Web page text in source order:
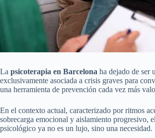
La psicoterapia en Barcelona ha dejado de ser
exclusivamente asociada a crisis graves para
una herramienta de prevención cada vez más
En el contexto actual, caracterizado por ritmos
sobrecarga emocional y aislamiento progresivo,
psicológico ya no es un lujo, sino una necesidad.